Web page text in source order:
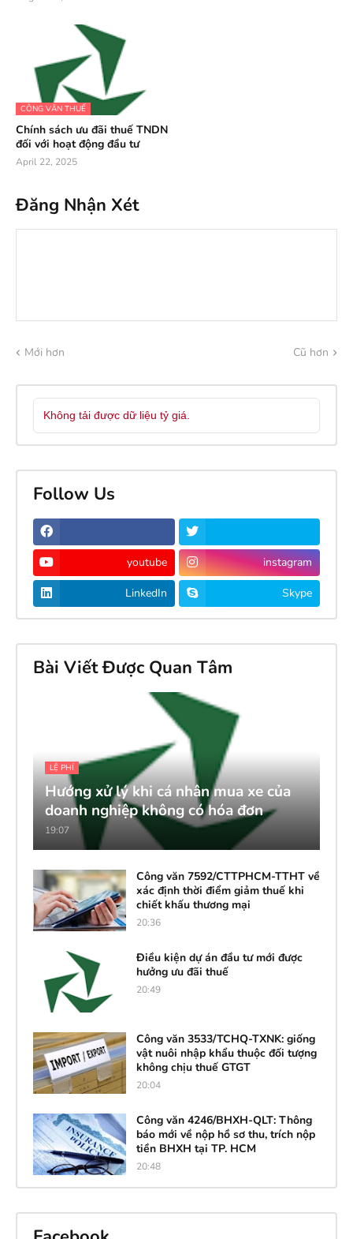
CÔNG VĂN THUẾ
Chính sách ưu đãi thuế TNDN
đối với hoạt động đầu tư
April 22, 2025
Đăng Nhận Xét
Mới hơn Cũ hơn
Không tải được dữ liệu tỷ giá.
Follow Us
youtube instagram
LinkedIn Skype
Bài Viết Được Quan Tâm
LỆ PHÍ
Hướng xử lý khi cá nhân mua xe của
doanh nghiệp không có hóa đơn
19:07
Công văn 7592/CTTPHCM-TTHT về
xác định thời điểm giảm thuế khi
chiết khấu thương mại
20:36
Điều kiện dự án đầu tư mới được
hưởng ưu đãi thuế
20:49
Công văn 3533/TCHQ-TXNK: giống
vật nuôi nhập khẩu thuộc đối tượng
không chịu thuế GTGT
20:04
Công văn 4246/BHXH-QLT: Thông
báo mới về nộp hồ sơ thu, trích nộp
tiền BHXH tại TP. HCM
20:48